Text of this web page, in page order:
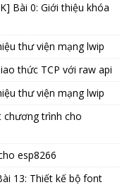
Bài 0: Giới thiệu khóa
thư viện mạng lwip
thức TCP với raw api
thư viện mạng lwip
chương trình cho
esp8266
13: Thiết kế bộ font